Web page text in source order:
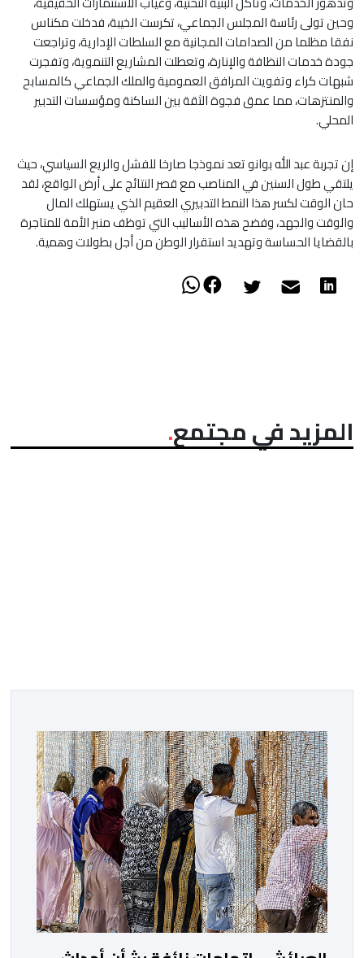
وحين تولى رئاسة المجلس الجماعي، تكرست الخيبة، فدخلت مكناس
نفقا مظلما من الصدامات المجانية مع السلطات الإدارية، وتراجعت
جودة خدمات النظافة والإنارة، وتعطلت المشاريع التنموية، وتفجرت
شبهات كراء وتفويت المرافق العمومية والملك الجماعي كالمسابح
والمنتزهات، مما عمق فجوة الثقة بين الساكنة ومؤسسات التدبير
المحلي.
إن تجربة عبد الله بوانو تعد نموذجا صارخا للفشل والريع السياسي، حيث
يلتقي طول السنين في المناصب مع قصر النتائج على أرض الواقع، لقد
حان الوقت لكسر هذا النمط التدبيري العقيم الذي يستهلك المال
والوقت والجهد، وفضح هذه الأساليب التي توظف منبر الأمة للمتاجرة
بالقضايا الحساسة وتهديد استقرار الوطن من أجل بطولات وهمية.
المزيد في مجتمع